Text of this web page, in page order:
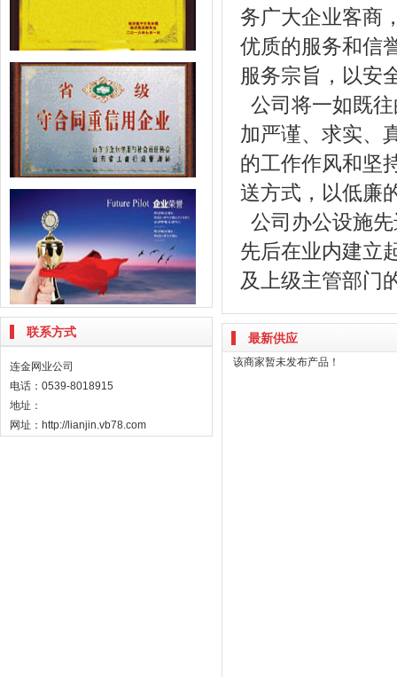
联系方式
连金网业公司
电话：0539-8018915
地址：
网址：http://lianjin.vb78.com
务广大企业客商
优质的服务和信
服务宗旨，以安
公司将一如既
加严谨、求实、
的工作作风和坚
送方式，以低廉
公司办公设施
先后在业内建立
及上级主管部门
最新供应
该商家暂未发布产品！